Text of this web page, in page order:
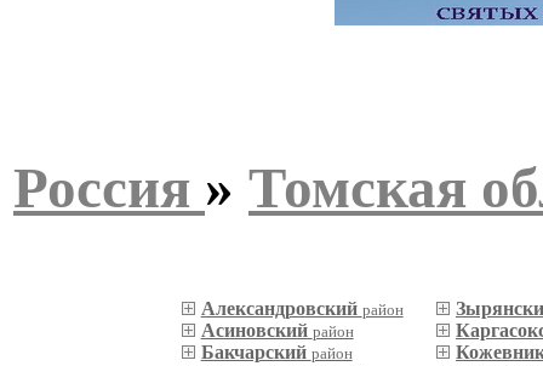
Россия » Томская
Александровский район
Асиновский район
Бакчарский район